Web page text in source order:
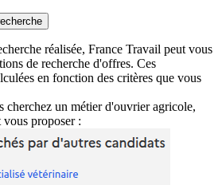
réalisée, France Travail peut vous
de recherche d'offres. Ces
en fonction des critères que vous
cherchez un métier d'ouvrier agricole,
proposer :